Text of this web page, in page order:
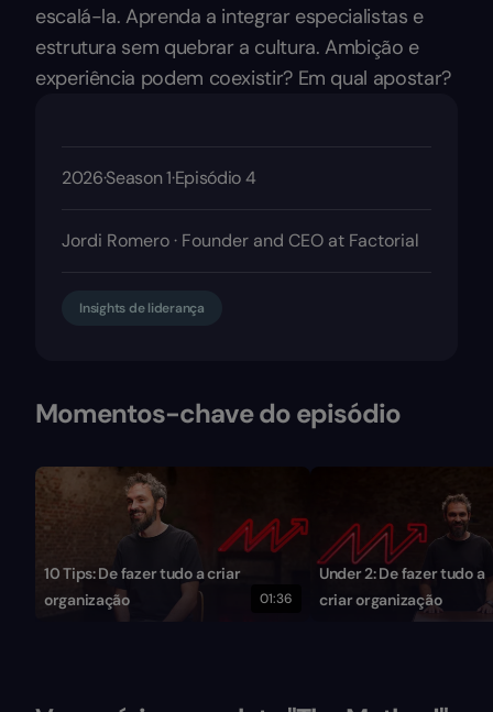
escalá-la. Aprenda a integrar especialistas e
estrutura sem quebrar a cultura. Ambição e
experiência podem coexistir? Em qual apostar?
2026·Season 1·Episódio 4
Jordi Romero · Founder and CEO at Factorial
Insights de liderança
Momentos-chave do episódio
01:36
10 Tips: De fazer tudo a criar
organização
Under 2: De fazer tudo a
criar organização